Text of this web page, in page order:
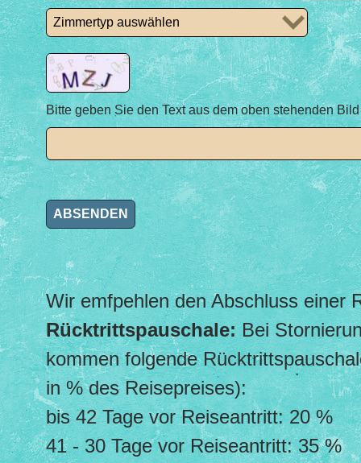
Bitte geben Sie den Text aus dem oben stehenden
Wir emfpehlen den Abschluss einer
Rücktrittspauschale:Bei
kommen folgende
in % des Reisepreises):
bis 42 Tage vor Reiseantritt: 20 %
41 - 30 Tage vor Reiseantritt: 35 %